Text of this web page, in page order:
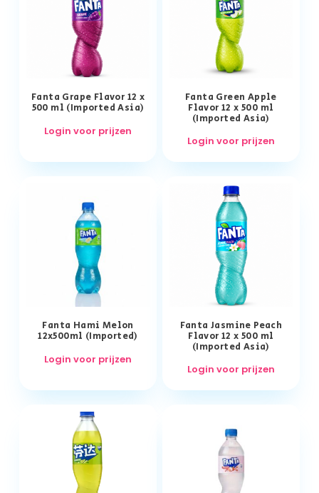
Fanta Grape Flavor 12 x
500 ml (Imported Asia)
Login voor prijzen
Fanta Green Apple
Flavor 12 x 500 ml
(Imported Asia)
Login voor prijzen
Fanta Hami Melon
12x500ml (Imported)
Login voor prijzen
Fanta Jasmine Peach
Flavor 12 x 500 ml
(Imported Asia)
Login voor prijzen